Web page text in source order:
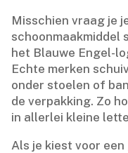
Misschien vraag je
schoonmaakmiddel
het Blauwe Engel-
Echte merken
onder stoelen of
de verpakking.​ Zo
in allerlei kleine
Als je kiest voor